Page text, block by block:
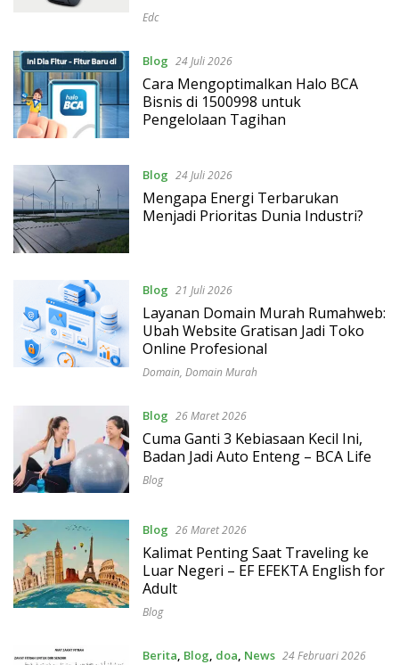
Edc
Blog 24 Juli 2026
Cara Mengoptimalkan Halo BCA
Bisnis di 1500998 untuk
Pengelolaan Tagihan
Blog 24 Juli 2026
Mengapa Energi Terbarukan
Menjadi Prioritas Dunia Industri?
Blog 21 Juli 2026
Layanan Domain Murah Rumahweb:
Ubah Website Gratisan Jadi Toko
Online Profesional
Domain, Domain Murah
Blog 26 Maret 2026
Cuma Ganti 3 Kebiasaan Kecil Ini,
Badan Jadi Auto Enteng – BCA Life
Blog
Blog 26 Maret 2026
Kalimat Penting Saat Traveling ke
Luar Negeri – EF EFEKTA English for
Adult
Blog
Berita, Blog, doa, News 24 Februari 2026